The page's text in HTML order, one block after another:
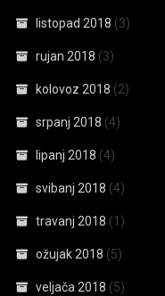
listopad 2018 (3)
rujan 2018 (3)
kolovoz 2018 (2)
srpanj 2018 (4)
lipanj 2018 (4)
svibanj 2018 (4)
travanj 2018 (1)
ožujak 2018 (5)
veljača 2018 (5)